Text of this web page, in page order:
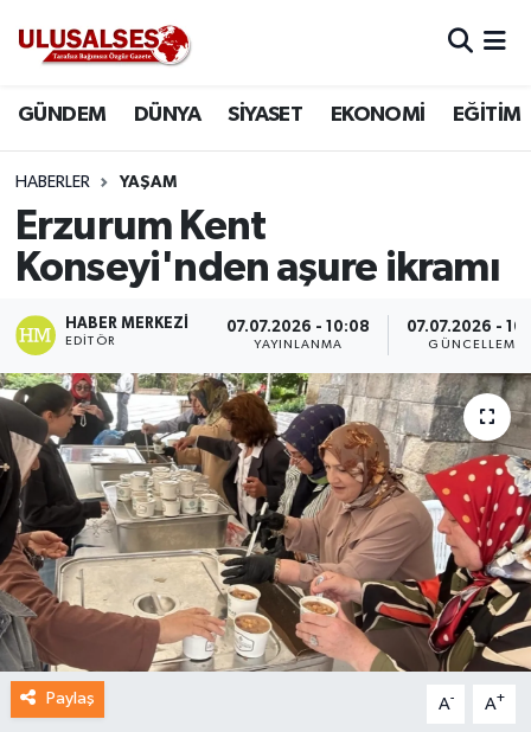
GÜNDEM DÜNYA SİYASET EKONOMİ EĞİTİM
HABERLER YAŞAM
Erzurum Kent
Konseyi'nden aşure ikramı
HABER MERKEZI
EDITÖR
07.07.2026 - 10:08
YAYINLANMA
07.07.2026 -
GÜNCELLEME
Paylaş A- A+
DÜNYA
EKONOMİ
EĞİTİM
SAĞLIK
MAGAZİN
SPOR
Trafik Durumu
Süper Lig Puan Durumu ve Fikstür
Tüm Manşetler
Son Dakika Haberleri
Haber Arşivi